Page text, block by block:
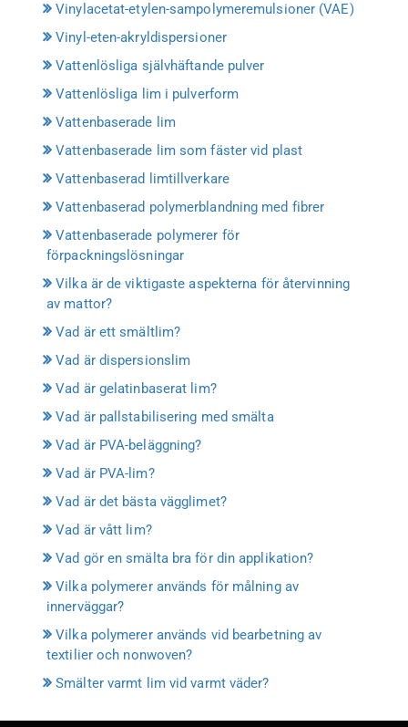
Vinylacetat-etylen-sampolymeremulsioner (VAE)
Vinyl-eten-akryldispersioner
Vattenlösliga självhäftande pulver
Vattenlösliga lim i pulverform
Vattenbaserade lim
Vattenbaserade lim som fäster vid plast
Vattenbaserad limtillverkare
Vattenbaserad polymerblandning med fibrer
Vattenbaserade polymerer för
förpackningslösningar
Vilka är de viktigaste aspekterna för återvinning
av mattor?
Vad är ett smältlim?
Vad är dispersionslim
Vad är gelatinbaserat lim?
Vad är pallstabilisering med smälta
Vad är PVA-beläggning?
Vad är PVA-lim?
Vad är det bästa vägglimet?
Vad är vått lim?
Vad gör en smälta bra för din applikation?
Vilka polymerer används för målning av
innerväggar?
Vilka polymerer används vid bearbetning av
textilier och nonwoven?
Smälter varmt lim vid varmt väder?